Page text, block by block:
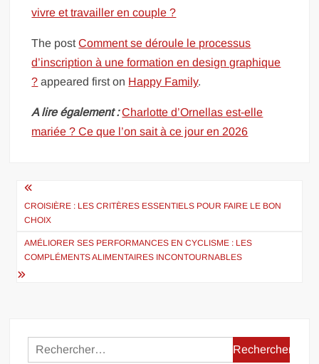
vivre et travailler en couple ?
The postComment se déroule le processus
d’inscription à une formation en design graphique
? appeared first on Happy Family.
A lire également : Charlotte d’Ornellas est-elle
mariée ? Ce que l’on sait à ce jour en 2026
Navigation
de
l’article
CROISIÈRE : LES CRITÈRES ESSENTIELS POUR FAIRE LE BON
CHOIX
AMÉLIORER SES PERFORMANCES EN CYCLISME : LES
COMPLÉMENTS ALIMENTAIRES INCONTOURNABLES
Rechercher :